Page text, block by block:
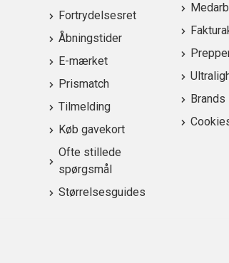
Fortrydelsesret
Åbningstider
E-mærket
Prismatch
Tilmelding
Køb gavekort
Ofte stillede
spørgsmål
Størrelsesguides
Brands